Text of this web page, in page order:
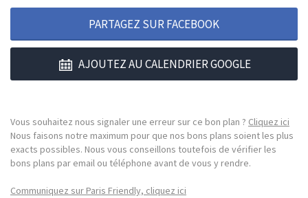
PARTAGEZ SUR FACEBOOK
AJOUTEZ AU CALENDRIER GOOGLE
Vous souhaitez nous signaler une erreur sur ce bon plan ? Cliquez ici
Nous faisons notre maximum pour que nos bons plans soient les plus
exacts possibles. Nous vous conseillons toutefois de vérifier les
bons plans par email ou téléphone avant de vous y rendre.
Communiquez sur Paris Friendly, cliquez ici